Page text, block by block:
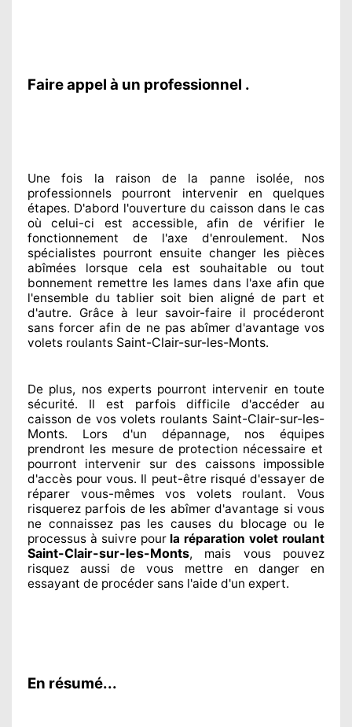
Faire appel à un professionnel .
Une fois la raison de la panne isolée, nos
professionnels pourront intervenir en quelques
étapes. D'abord l'ouverture du caisson dans le cas
où celui-ci est accessible, afin de vérifier le
fonctionnement de l'axe d'enroulement. Nos
spécialistes pourront ensuite changer les pièces
abîmées lorsque cela est souhaitable ou tout
bonnement remettre les lames dans l'axe afin que
l'ensemble du tablier soit bien aligné de part et
d'autre. Grâce à leur savoir-faire il procéderont
sans forcer afin de ne pas abîmerd'avantage vos
volets roulants Saint-Clair-sur-les-Monts.
De plus, nos expertspourront intervenir en toute
sécurité. Il est parfois difficile d'accéder au
caisson de vos volets roulants Saint-Clair-sur-les-
Monts. Lors d'un dépannage, nos équipes
prendront les mesure de protection nécessaire et
pourront intervenir sur des caissons impossible
d'accès pour vous. Il peut-être risquéd'essayer de
réparer vous-mêmes vos volets roulant. Vous
risquerez parfois de les abîmerd'avantage si vous
ne connaissezpas les causes du blocage ou le
processus à suivre pour la réparation volet roulant
Saint-Clair-sur-les-Monts, mais vous pouvez
risquez aussi de vous mettre en danger en
essayant de procéder sans l'aide d'un expert.
En résumé...